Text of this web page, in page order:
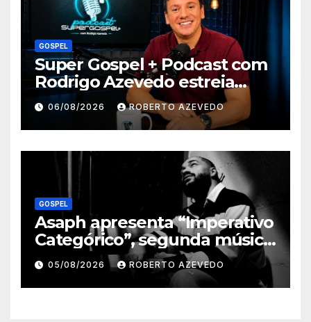
GOSPEL
Super Gospel + Podcast com
Rodrigo Azevedo estreia
nova temporada e reúne
grandes nomes da música
gospel brasileira
06/08/2026 ROBERTO AZEVEDO
GOSPEL
Asaph apresenta “Imperativo
Categórico”, segunda música
de trabalho de seu novo
álbum pela Onimusic
05/08/2026 ROBERTO AZEVEDO